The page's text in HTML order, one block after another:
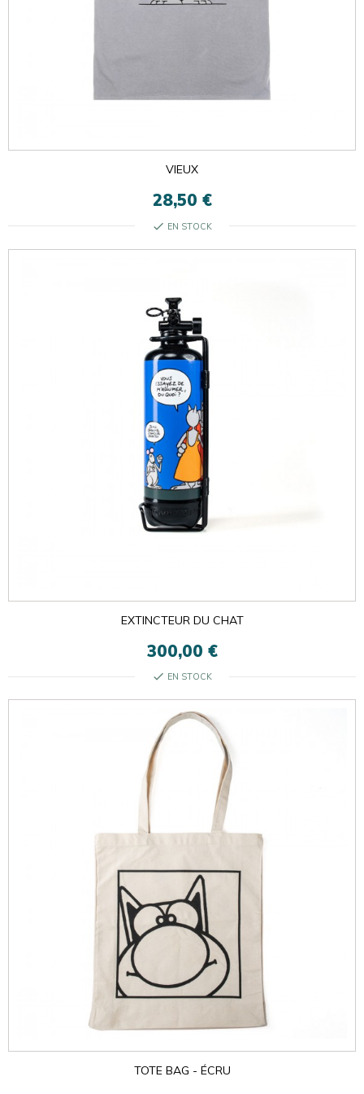
VIEUX
28,50 €
check EN STOCK
EXTINCTEUR DU CHAT
300,00 €
check EN STOCK
TOTE BAG - ÉCRU